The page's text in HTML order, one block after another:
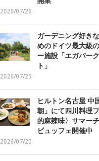
2026/07/26
ガーデニング好き
めのドイツ最大級
ー施設「エガパー
ト」
2026/07/25
ヒルトン名古屋 中
朝」にて四川料理
的麻辣味〉サマー
ビュッフェ開催中
2026/07/20